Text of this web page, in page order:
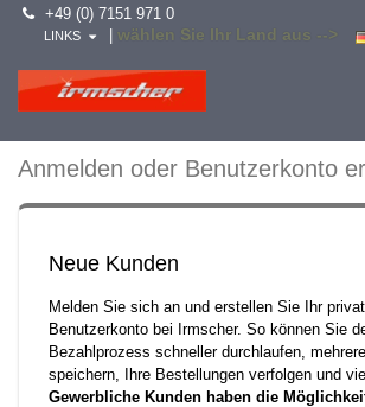
+49 (0) 7151 971 0
wählen Sie Ihr Land aus -->
LINKS
Anmelden oder Benutzerkonto
Neue Kunden
Melden Sie sich an und erstellen Sie Ihr
Benutzerkonto bei Irmscher. So können Sie
Bezahlprozess schneller durchlaufen,
speichern, Ihre Bestellungen verfolgen und
Gewerbliche Kunden haben die